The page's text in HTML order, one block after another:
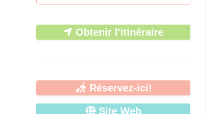
Obtenir l'itinéraire
Réservez-ici!
Site Web